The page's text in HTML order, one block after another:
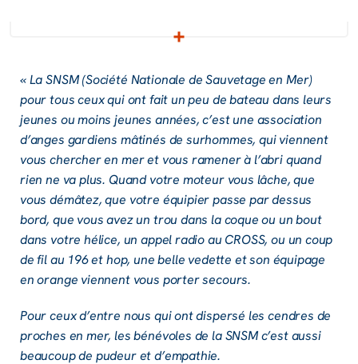
« La SNSM (Société Natio­nale de Sauve­tage en Mer)
pour tous ceux qui ont fait un peu de bateau dans leurs
jeunes ou moins jeunes années, c’est une asso­cia­tion
d’anges gardiens mâti­nés de surhommes, qui viennent
vous cher­cher en mer et vous rame­ner à l’abri quand
rien ne va plus. Quand votre moteur vous lâche, que
vous démâ­tez, que votre équi­pier passe par dessus
bord, que vous avez un trou dans la coque ou un bout
dans votre hélice, un appel radio au CROSS, ou un coup
de fil au 196 et hop, une belle vedette et son équi­page
en orange viennent vous porter secours.
Pour ceux d’entre nous qui ont dispersé les cendres de
proches en mer, les béné­voles de la SNSM c’est aussi
beau­coup de pudeur et d’em­pa­thie.